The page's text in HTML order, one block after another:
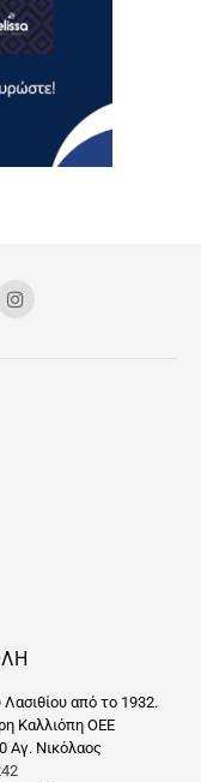
Λασιθίου από το 1932.
Καλλιόπη ΟΕΕ
Αγ. Νικόλαος